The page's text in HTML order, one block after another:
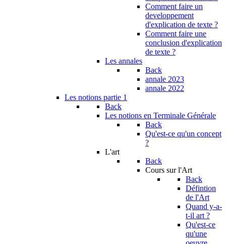
Comment faire un
developpement
d'explication de texte ?
Comment faire une
conclusion d'explication
de texte ?
Les annales
Back
annale 2023
annale 2022
Les notions partie 1
Back
Les notions en Terminale Générale
Back
Qu'est-ce qu'un concept
?
L'art
Back
Cours sur l'Art
Back
Défintion
de l'Art
Quand y-a-
t-il art ?
Qu'est-ce
qu'une